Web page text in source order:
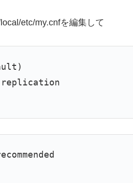
etc/my.cnfを編集して